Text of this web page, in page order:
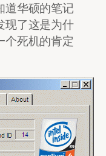
道华硕的笔记
现了这是为什
个死机的肯定